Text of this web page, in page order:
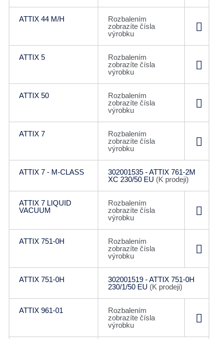
ATTIX 44 M/H
Rozbalením
zobrazíte čísla
výrobku
ATTIX 5
Rozbalením
zobrazíte čísla
výrobku
ATTIX 50
Rozbalením
zobrazíte čísla
výrobku
ATTIX 7
Rozbalením
zobrazíte čísla
výrobku
ATTIX 7 - M-CLASS
302001535 - ATTIX 761-2M
XC 230/50 EU (K prodeji)
ATTIX 7 LIQUID
VACUUM
Rozbalením
zobrazíte čísla
výrobku
ATTIX 751-0H
Rozbalením
zobrazíte čísla
výrobku
ATTIX 751-0H
302001519 - ATTIX 751-0H
230/1/50 EU (K prodeji)
ATTIX 961-01
Rozbalením
zobrazíte čísla
výrobku